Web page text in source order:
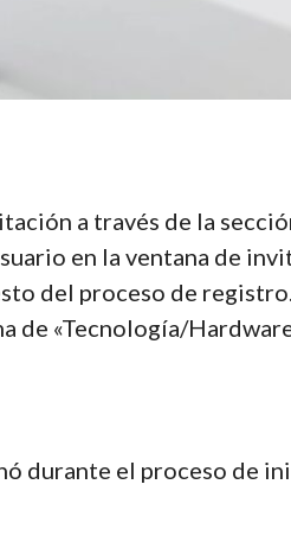
a través de la
en la ventana de
del proceso de
de «Tecnología/
durante el proceso de